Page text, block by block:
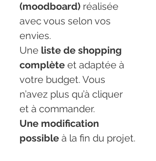
(moodboard) réalisée
avec vous selon vos
envies.
Une liste de shopping
complète et adaptée à
votre budget. Vous
n’avez plus qu’à cliquer
et à commander.
Une modification
possible à la fin du projet.